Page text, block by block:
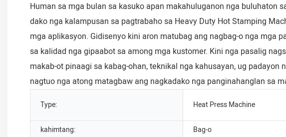
Human sa mga bulan sa kasuko apan makahuluganon nga buluhaton
dako nga kalampusan sa pagtrabaho sa Heavy Duty Hot Stamping
mga aplikasyon. Gidisenyo kini aron matubag ang nagbag-o nga mga
sa kalidad nga gipaabot sa among mga kustomer. Kini nga pasalig
makab-ot pinaagi sa kabag-ohan, teknikal nga kahusayan, ug
nagtuo nga atong matagbaw ang nagkadako nga panginahanglan sa
Type: Heat Press Machine
kahimtang:
Bag-o